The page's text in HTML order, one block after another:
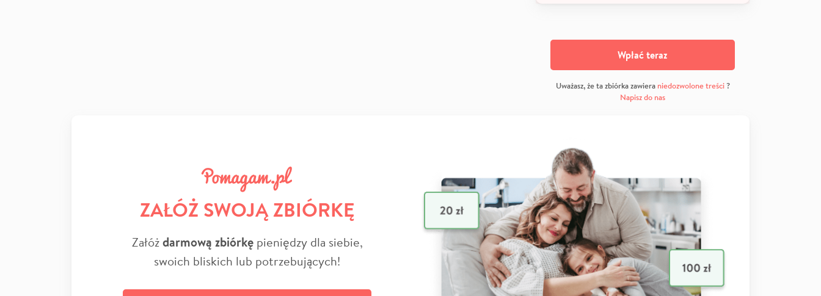
Wpłać teraz
Uważasz, że ta zbiórka zawiera niedozwolone treści?
Napisz do nas
ZAŁÓŻ SWOJĄ ZBIÓRKĘ
Załóżdarmową zbiórkępieniędzy dla siebie,
swoich bliskich lub potrzebujących!